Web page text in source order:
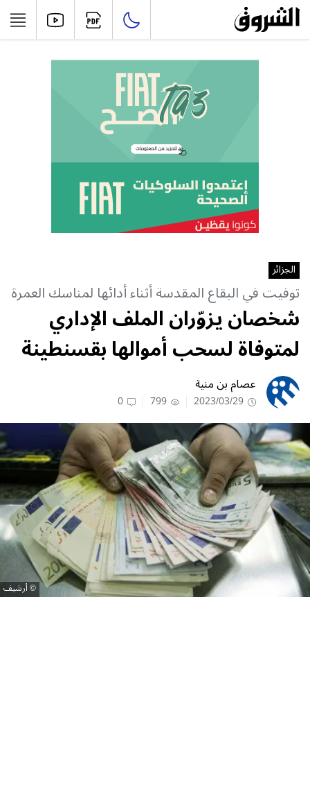
الجزائر
توفيت في البقاع المقدسة أثناء أدائها لمناسك العمرة
شخصان يزوّران الملف الإداري
لمتوفاة لسحب أموالها بقسنطينة
عصام بن منية
2023/03/29
799
0
أرشيف